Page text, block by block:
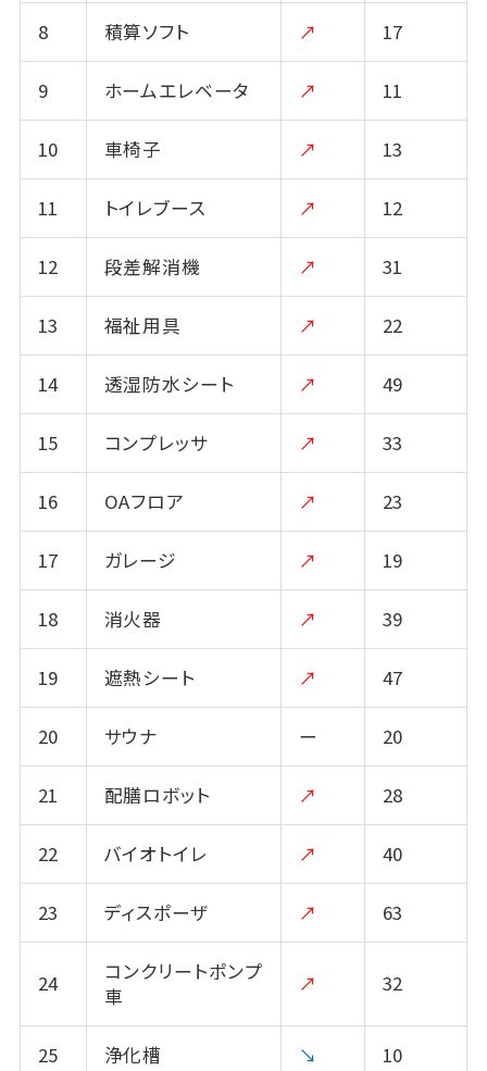
8 積算ソフト ↗ 17
9 ホームエレベータ ↗ 11
10 車椅子 ↗ 13
11 トイレブース ↗ 12
12 段差解消機 ↗ 31
13 福祉用具 ↗ 22
14 透湿防水シート ↗ 49
15 コンプレッサ ↗ 33
16 OAフロア ↗ 23
17 ガレージ ↗ 19
18 消火器 ↗ 39
19 遮熱シート ↗ 47
20 サウナ ー 20
21 配膳ロボット ↗ 28
22 バイオトイレ ↗ 40
23 ディスポーザ ↗ 63
24
コンクリートポンプ
車
↗ 32
25 浄化槽 ↘ 10